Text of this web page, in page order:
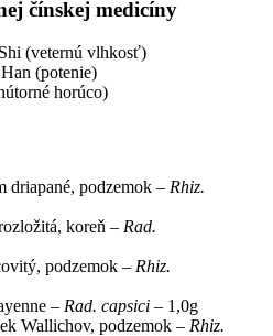
čínskej medicíny
(veternú vlhkosť)
(potenie)
horúco)
driapané, podzemok – Rhiz.
koreň – Rad.
podzemok – Rhiz.
– Rad. capsici – 1,0g
Wallichov, podzemok – Rhiz.